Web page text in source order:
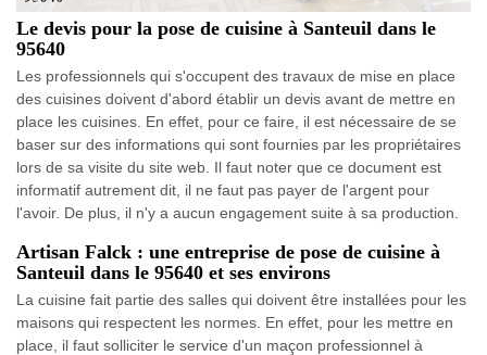
Le devis pour la pose de cuisine à Santeuil dans le
95640
Les professionnels qui s'occupent des travaux de mise en place
des cuisines doivent d'abord établir un devis avant de mettre en
place les cuisines. En effet, pour ce faire, il est nécessaire de se
baser sur des informations qui sont fournies par les propriétaires
lors de sa visite du site web. Il faut noter que ce document est
informatif autrement dit, il ne faut pas payer de l'argent pour
l'avoir. De plus, il n'y a aucun engagement suite à sa production.
Artisan Falck : une entreprise de pose de cuisine à
Santeuil dans le 95640 et ses environs
La cuisine fait partie des salles qui doivent être installées pour les
maisons qui respectent les normes. En effet, pour les mettre en
place, il faut solliciter le service d'un maçon professionnel à